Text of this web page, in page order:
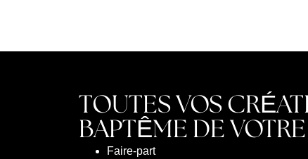
TOUTES VOS
BAPTÊME DE
Faire-part